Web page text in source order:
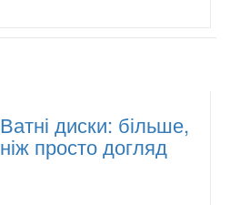
Ватні диски: більше,
ніж просто догляд